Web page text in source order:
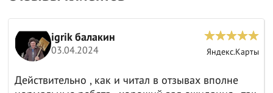
igrik балакин
03.04.2024 Яндекс.Карты
Действительно , как и читал в отзывах вполне